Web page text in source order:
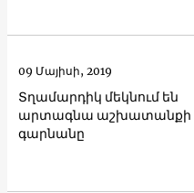
Տղամարդիկ մեկնում են
արտագնա աշխատանքի
գարնանը
09 Մայիսի, 2019